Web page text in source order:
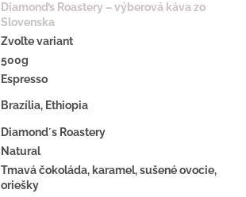
Diamond’s Roastery – výberová káva zo
Slovenska
Zvoľte variant
500g
Espresso
Brazília, Ethiopia
Diamond´s Roastery
Natural
Tmavá čokoláda, karamel, sušené ovocie,
oriešky